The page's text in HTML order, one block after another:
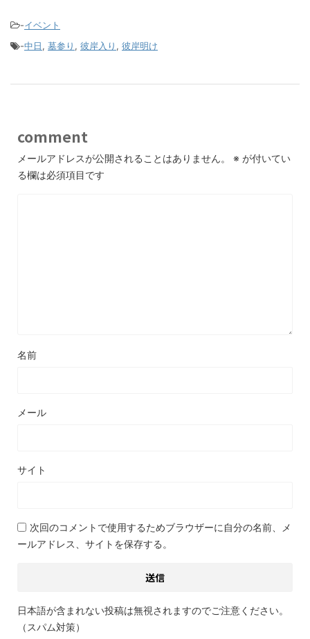
-イベント
-中日, 墓参り , 彼岸入り , 彼岸明け
comment
メールアドレスが公開されることはありません。 ※ が付いてい
る欄は必須項目です
名前
メール
サイト
次回のコメントで使用するためブラウザーに自分の名前、メ
ールアドレス、サイトを保存する。
日本語が含まれない投稿は無視されますのでご注意ください。
（スパム対策）